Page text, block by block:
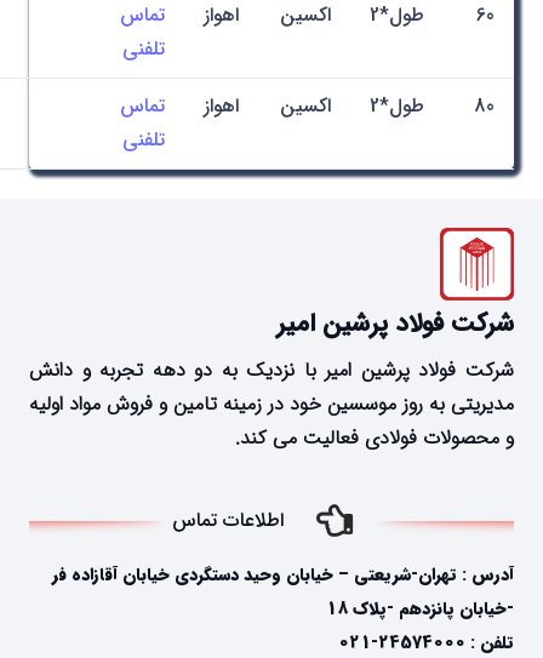
60
طول*2 اکسین اهواز
تماس
تلفنی
80
طول*2 اکسین اهواز
تماس
تلفنی
شرکت فولاد پرشین امیر
شرکت فولاد پرشین امیر با نزدیک به دو دهه تجربه و دانش
مدیریتی به روز موسسین خود در زمینه تامین و فروش مواد اولیه
و محصولات فولادی فعالیت می کند.
اطلاعات تماس
آدرس : تهران-شریعتی – خیابان وحید دستگردی خیابان آقازاده فر
-خیابان پانزدهم -پلاک 18
تلفن : 24574000-021